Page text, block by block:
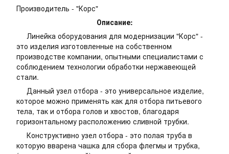
Производитель - "Корс"
Описание:
Линейка оборудования для модернизации "Корс" -
это изделия изготовленные на собственном
производстве компании, опытными специалистами с
соблюдением технологии обработки нержавеющей
стали.
Данный узел отбора - это универсальное изделие,
которое можно применять как для отбора питьевого
тела, так и отбора голов и хвостов, благодаря
горизонтальному расположению сливной трубки.
Конструктивно узел отбора - это полая труба в
которую вварена чашка для сбора флегмы и трубка,